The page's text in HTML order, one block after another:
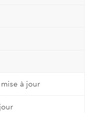
à jour